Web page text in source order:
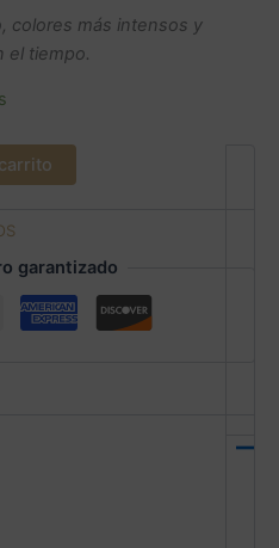
colores más intensos y
el tiempo.
garantizado